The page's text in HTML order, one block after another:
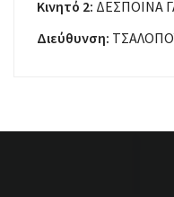
Κινητό 2: ΔΕΣΠΟΙΝΑ
Διεύθυνση: